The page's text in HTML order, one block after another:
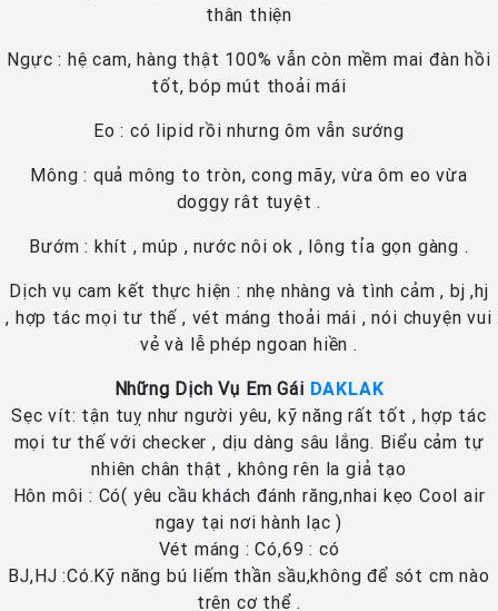
thân thiện
Ngực : hệ cam, hàng thật 100% vẫn còn mềm mai đàn hồi
tốt, bóp mút thoải mái
Eo : có lipid rồi nhưng ôm vẫn sướng
Mông : quả mông to tròn, cong mãy, vừa ôm eo vừa
doggy rât tuyệt .
Bướm : khít , múp , nước nôi ok , lông tỉa gọn gàng .
Dịch vụ cam kết thực hiện : nhẹ nhàng và tình cảm , bj ,hj
, hợp tác mọi tư thế , vét máng thoải mái , nói chuyện vui
vẻ và lễ phép ngoan hiền .
Những Dịch Vụ Em Gái DAKLAK
Sẹc vít: tận tuỵ như người yêu, kỹ năng rất tốt , hợp tác
mọi tư thế với checker , dịu dàng sâu lắng. Biểu cảm tự
nhiên chân thật , không rên la giả tạo
Hôn môi : Có( yêu cầu khách đánh răng,nhai kẹo Cool air
ngay tại nơi hành lạc )
Vét máng : Có,69 : có
BJ,HJ :Có.Kỹ năng bú liếm thần sầu,không để sót cm nào
trên cơ thể .